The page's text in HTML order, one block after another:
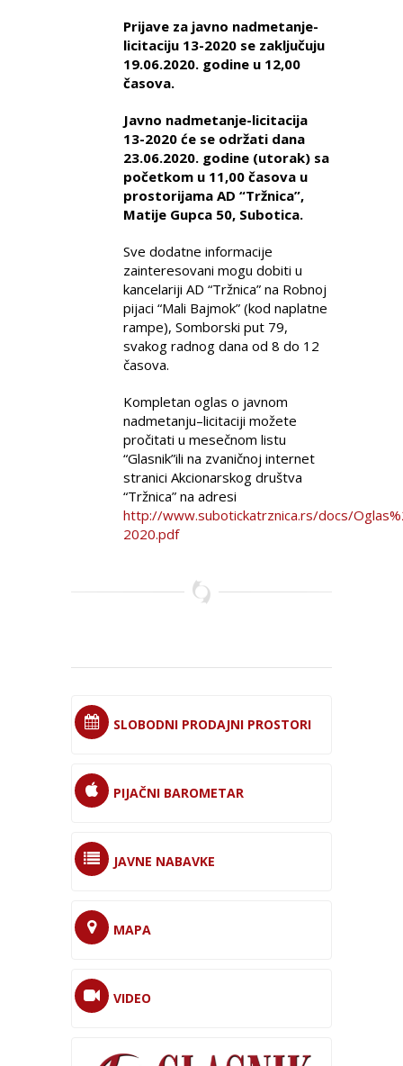
Prijave za javno nadmetanje-
licitaciju 13-2020 se zaključuju
19.06.2020. godine u 12,00
časova.
Javno nadmetanje-licitacija
13-2020 će se održati dana
23.06.2020. godine (utorak) sa
početkom u 11,00 časova u
prostorijama AD “Tržnica”,
Matije Gupca 50, Subotica.
Sve dodatne informacije
zainteresovani mogu dobiti u
kancelariji AD “Tržnica” na Robnoj
pijaci “Mali Bajmok” (kod naplatne
rampe), Somborski put 79,
svakog radnog dana od 8 do 12
časova.
Kompletan oglas o javnom
nadmetanju–licitaciji možete
pročitati u mesečnom listu
“Glasnik”ili na zvaničnoj internet
stranici Akcionarskog društva
“Tržnica” na adresi
http://www.subotickatrznica.rs/docs/
2020.pdf
SLOBODNI PRODAJNI PROSTORI
PIJAČNI BAROMETAR
JAVNE NABAVKE
MAPA
VIDEO